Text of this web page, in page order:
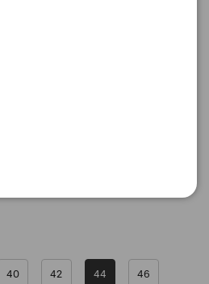
40 42 44 46